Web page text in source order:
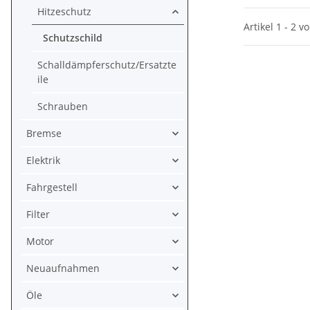
Artikel 1 - 2
Hitzeschutz
Schutzschild
Schalldämpferschutz/Ersatzte
ile
Schrauben
Bremse
Elektrik
Fahrgestell
Filter
Motor
Neuaufnahmen
Öle